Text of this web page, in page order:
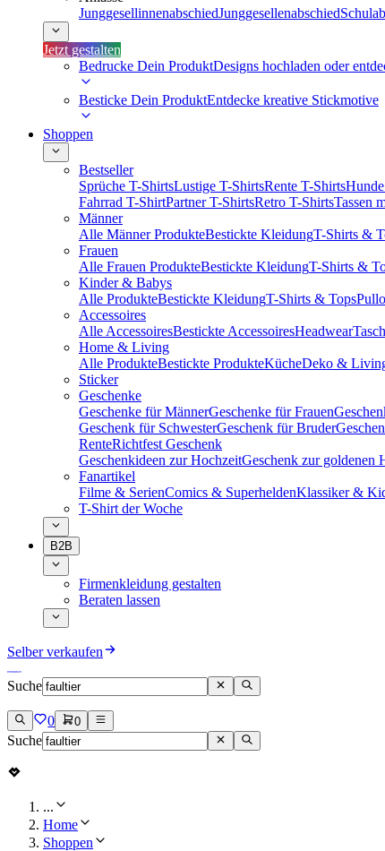
JunggesellinnenabschiedJunggesellenabschied
Jetzt gestalten
Bedrucke Dein ProduktDesigns hochladen oder
Besticke Dein ProduktEntdecke kreative Stickmotive
Shoppen
Bestseller
Sprüche T-ShirtsLustige T-ShirtsRente T-Shirts
Fahrrad T-ShirtPartner T-ShirtsRetro T-ShirtsTassen
Männer
Alle Männer ProdukteBestickte KleidungT-Shirts &
Frauen
Alle Frauen ProdukteBestickte KleidungT-Shirts &
Kinder & Babys
Alle ProdukteBestickte KleidungT-Shirts & Tops
Accessoires
Alle AccessoiresBestickte AccessoiresHeadwear
Home & Living
Alle ProdukteBestickte ProdukteKücheDeko &
Sticker
Geschenke
Geschenke für MännerGeschenke für Frauen
Geschenk für SchwesterGeschenk für Bruder
RenteRichtfest Geschenk
Geschenkideen zur HochzeitGeschenk zur goldenen
Fanartikel
Filme & SerienComics & SuperheldenKlassiker &
T-Shirt der Woche
B2B
Firmenkleidung gestalten
Beraten lassen
Selber verkaufen
Suche
0 0
Suche
...
Home
Shoppen